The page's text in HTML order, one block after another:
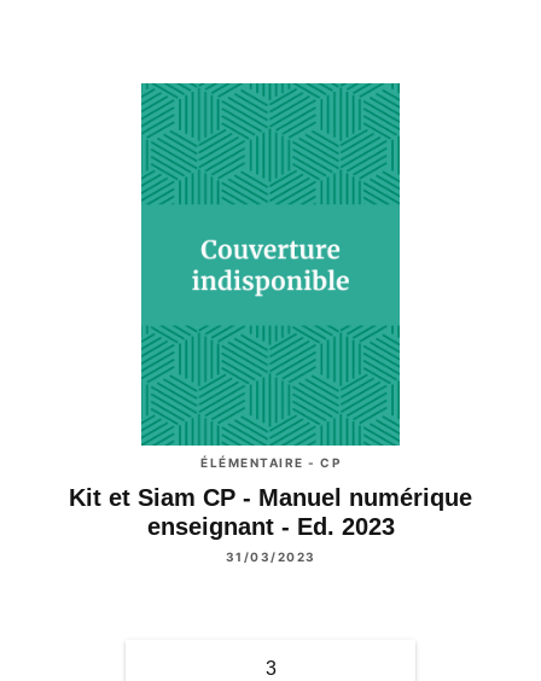
ÉLÉMENTAIRE - CP
Kit et Siam CP - Manuel numérique
enseignant - Ed. 2023
31/03/2023
3